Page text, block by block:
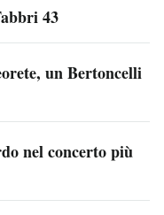
43
un Bertoncelli
nel concerto più